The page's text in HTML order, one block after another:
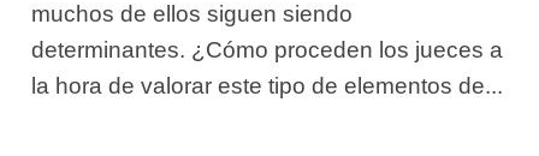
muchos de ellos siguen siendo
determinantes. ¿Cómo proceden los jueces a
la hora de valorar este tipo de elementos de...